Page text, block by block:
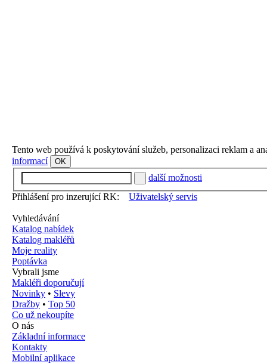
Tento web používá k poskytování služeb, personalizaci reklam a
informací
OK
další možnosti
Přihlášení pro inzerující RK:
Uživatelský servis
Vyhledávání
Katalog nabídek
Katalog makléřů
Moje reality
Poptávka
Vybrali jsme
Makléři doporučují
Novinky • Slevy
Dražby • Top 50
Co už nekoupíte
O nás
Základní informace
Kontakty
Mobilní aplikace